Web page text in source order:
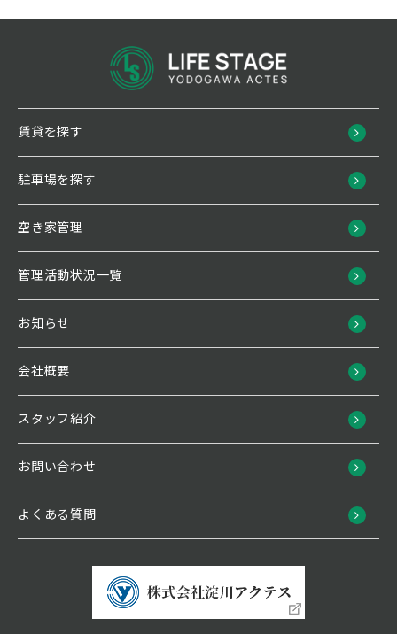
賃貸を探す
駐車場を探す
空き家管理
管理活動状況一覧
お知らせ
会社概要
スタッフ紹介
お問い合わせ
よくある質問